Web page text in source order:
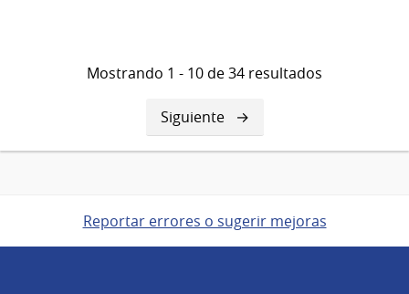
Mostrando 1 - 10 de 34 resultados
Siguiente
página
Siguiente
Reportar errores o sugerir mejoras